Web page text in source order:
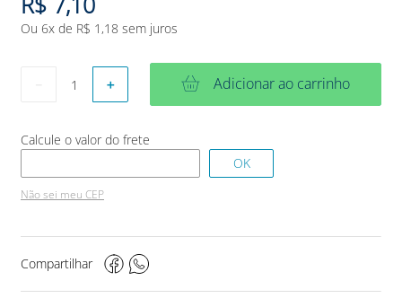
Ou 6x de R$ 1 ,18 sem juros
＋ Adicionar ao carrinho
Não sei meu CEP
Compartilhar